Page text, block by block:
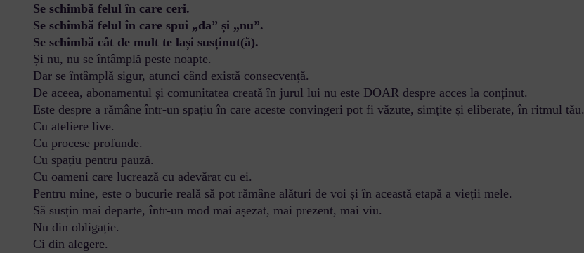
Se schimbă felul în care ceri.
Se schimbă felul în care spui „da” și „nu”.
Se schimbă cât de mult te lași susținut(ă).
Și nu, nu se întâmplă peste noapte.
Dar se întâmplă sigur, atunci când există consecvență.
De aceea, abonamentul și comunitatea creată în jurul lui nu este DOAR despre acces la conținut.
Este despre a rămâne într-un spațiu în care aceste convingeri pot fi văzute, simțite și eliberate, în ritmul tău.
Cu ateliere live.
Cu procese profunde.
Cu spațiu pentru pauză.
Cu oameni care lucrează cu adevărat cu ei.
Pentru mine, este o bucurie reală să pot rămâne alături de voi și în această etapă a vieții mele.
Să susțin mai departe, într-un mod mai așezat, mai prezent, mai viu.
Nu din obligație.
Ci din alegere.